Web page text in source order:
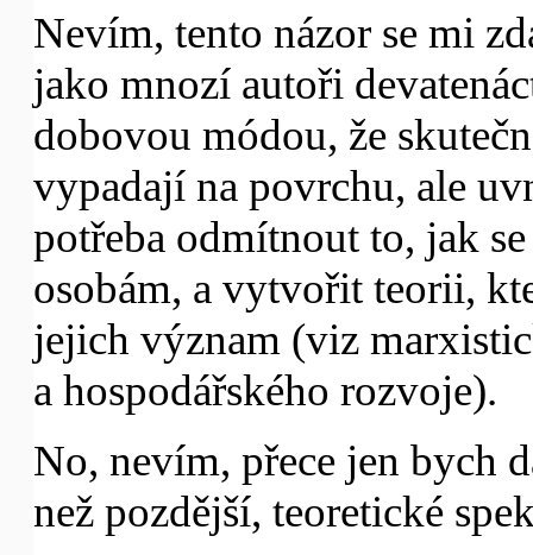
Nevím, tento názor se mi
jako mnozí autoři
dobovou módou, že
vypadají na povrchu, ale
potřeba odmítnout to, jak
osobám, a vytvořit teorii,
jejich význam (viz
a hospodářského rozvoje).
No, nevím, přece jen bych
než pozdější, teoretické